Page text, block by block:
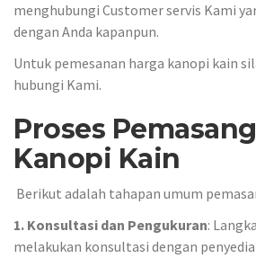
menghubungi Customer servis Kami
dengan Anda kapanpun.
Untuk pemesanan harga kanopi kain
hubungi Kami.
Proses
Kanopi Kain
Berikut adalah tahapan umum
1. Konsultasi dan Pengukuran:
melakukan konsultasi dengan